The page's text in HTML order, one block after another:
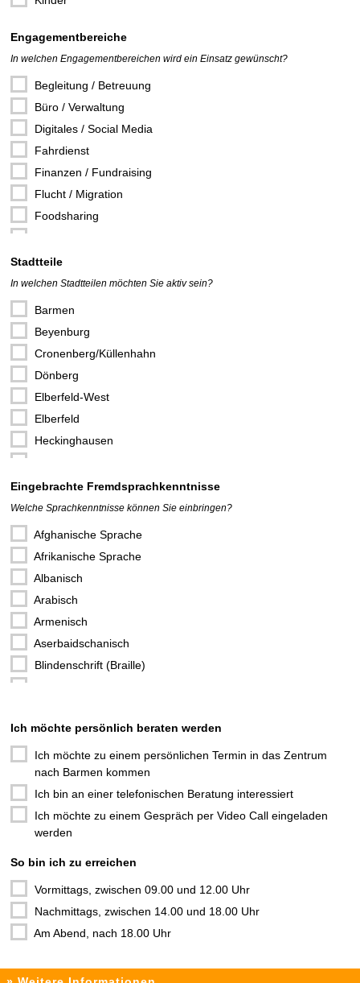
Engagementbereiche
In welchen Engagementbereichen wird ein Einsatz gewünscht?
Begleitung / Betreuung
Büro / Verwaltung
Digitales / Social Media
Fahrdienst
Finanzen / Fundraising
Flucht / Migration
Foodsharing
Hauswirtschaft / Bewirtung
Hilfe bei Armut
Reparatur / Handwerkliches
Schule / Lernförderung
Sport / Bewegung
Technik
Tierschutz / Tierbetreuung
Umwelt / Natur
Übersetzen / Sprachen
Vorträge / Führungen
Stadtteile
In welchen Stadtteilen möchten Sie aktiv sein?
Barmen
Beyenburg
Cronenberg/Küllenhahn
Dönberg
Elberfeld-West
Elberfeld
Heckinghausen
Oberbarmen
Ronsdorf
Eingebrachte Fremdsprachkenntnisse
Welche Sprachkenntnisse können Sie einbringen?
Afghanische Sprache
Afrikanische Sprache
Albanisch
Arabisch
Armenisch
Aserbaidschanisch
Blindenschrift (Braille)
Dari
Deutsch
Englisch
Farsi
Französisch
Gebärdensprache
Griechisch
Niederländisch
Ich möchte persönlich beraten werden
Ich möchte zu einem persönlichen Termin in das Zentrum
nach Barmen kommen
Ich bin an einer telefonischen Beratung interessiert
Ich möchte zu einem Gespräch per Video Call eingeladen
werden
So bin ich zu erreichen
Vormittags, zwischen 09.00 und 12.00 Uhr
Nachmittags, zwischen 14.00 und 18.00 Uhr
Am Abend, nach 18.00 Uhr